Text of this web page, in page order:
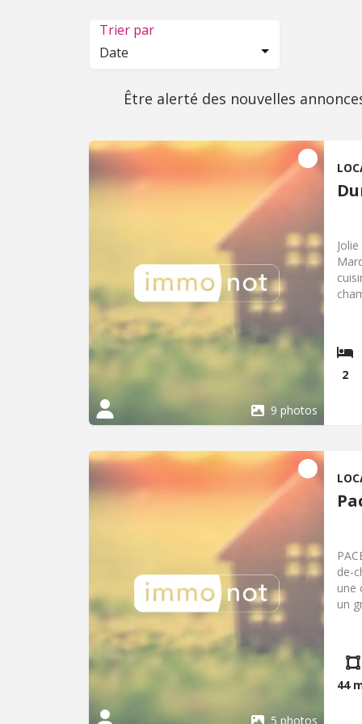
Trier par
Date
Être alerté des nouvelles
9 photos
2
5 photos
de-
une
un
2026.
44